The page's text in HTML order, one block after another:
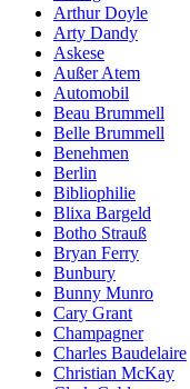
Arthur Doyle
Arty Dandy
Askese
Außer Atem
Automobil
Beau Brummell
Belle Brummell
Benehmen
Berlin
Bibliophilie
Blixa Bargeld
Botho Strauß
Bryan Ferry
Bunbury
Bunny Munro
Cary Grant
Champagner
Charles Baudelaire
Christian McKay